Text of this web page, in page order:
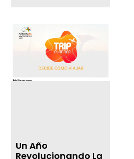
Un Año
Revolucionando La